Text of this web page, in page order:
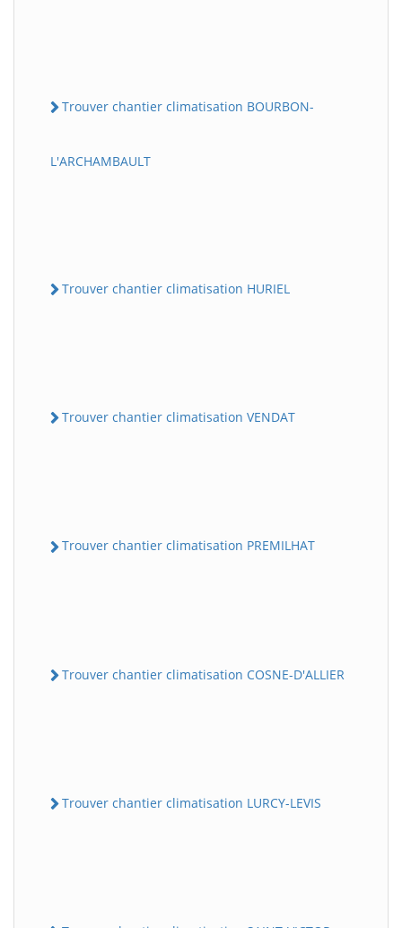
Trouver chantier climatisation BOURBON-
L'ARCHAMBAULT
Trouver chantier climatisation HURIEL
Trouver chantier climatisation VENDAT
Trouver chantier climatisation PREMILHAT
Trouver chantier climatisation COSNE-D'ALLIER
Trouver chantier climatisation LURCY-LEVIS